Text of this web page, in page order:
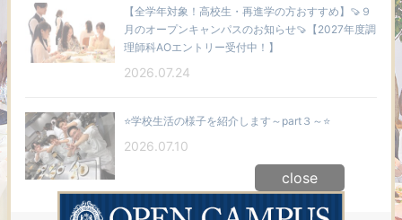
【全学年対象！高校生・再進学の方おすすめ】🍠９
月のオープンキャンパスのお知らせ🍠【2027年度調
理師科AOエントリー受付中！】
2026.07.24
⭐学校生活の様子を紹介します～part３～⭐
2026.07.10
close